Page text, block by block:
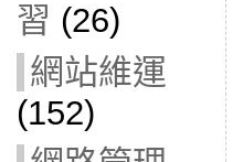
習 (26)
網站維運
(152)